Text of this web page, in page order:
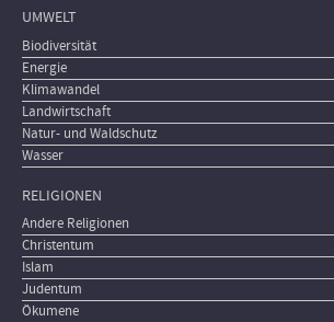
UMWELT
Biodiversität
Energie
Klimawandel
Landwirtschaft
Natur- und Waldschutz
Wasser
RELIGIONEN
Andere Religionen
Christentum
Islam
Judentum
Ökumene